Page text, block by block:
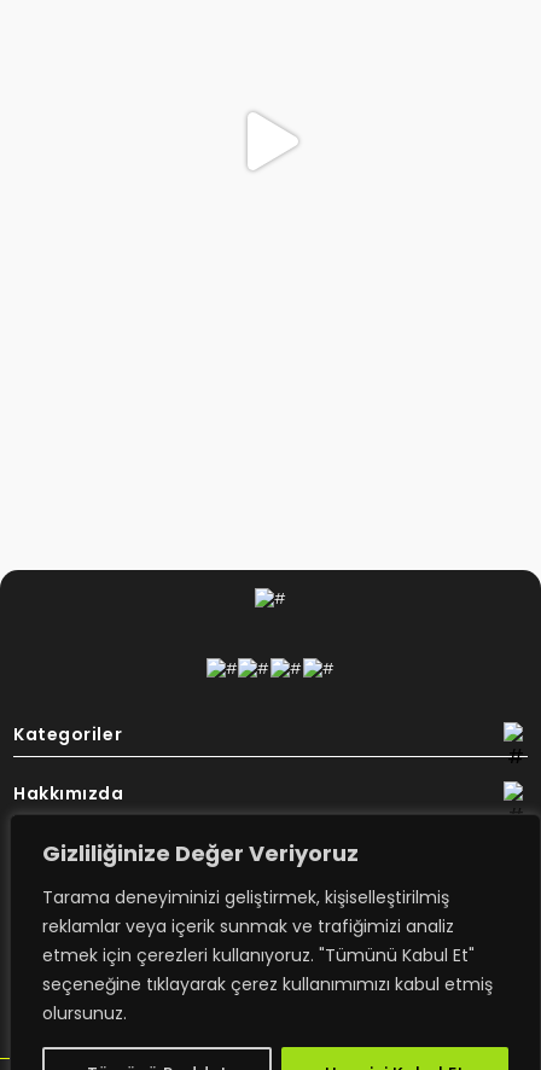
Gizliliğinize Değer Veriyoruz
Tarama deneyiminizi geliştirmek, kişiselleştirilmiş
reklamlar veya içerik sunmak ve trafiğimizi analiz
etmek için çerezleri kullanıyoruz. "Tümünü Kabul Et"
seçeneğine tıklayarak çerez kullanımımızı kabul etmiş
olursunuz.
Kategoriler
Hakkımızda
Destek
Bülten